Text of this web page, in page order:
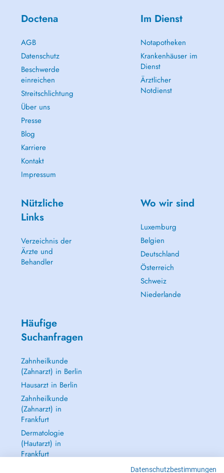
Doctena
AGB
Datenschutz
Beschwerde
einreichen
Streitschlichtung
Über uns
Presse
Blog
Karriere
Kontakt
Impressum
Im Dienst
Notapotheken
Krankenhäuser im
Dienst
Ärztlicher
Notdienst
Nützliche
Links
Verzeichnis der
Ärzte und
Behandler
Wo wir sind
Luxemburg
Belgien
Deutschland
Österreich
Schweiz
Niederlande
Häufige
Suchanfragen
Zahnheilkunde
(Zahnarzt) in Berlin
Hausarzt in Berlin
Zahnheilkunde
(Zahnarzt) in
Frankfurt
Dermatologie
(Hautarzt) in
Frankfurt
Datenschutzbestimmungen